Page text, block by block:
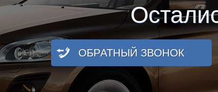
ОБРАТНЫЙ ЗВОНОК